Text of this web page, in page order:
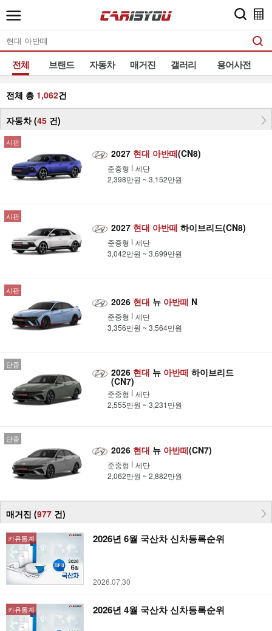
전체 브랜드 자동차 매거진 갤러리 용어사전
전체 총 1,062건
자동차 (45 건)
시판
2027 현대 아반떼(CN8)
준중형
세단
2,398만원 ~ 3,152만원
시판
2027 현대 아반떼 하이브리드(CN8)
준중형
세단
3,042만원 ~ 3,699만원
시판
2026 현대 뉴 아반떼 N
준중형
세단
3,356만원 ~ 3,564만원
단종
2026 현대 뉴 아반떼 하이브리드
(CN7)
준중형
세단
2,555만원 ~ 3,231만원
단종
2026 현대 뉴 아반떼(CN7)
준중형
세단
2,062만원 ~ 2,882만원
매거진 (977 건)
카유통계 2026년 6월 국산차 신차등록순위
2026.07.30
카유통계 2026년 4월 국산차 신차등록순위